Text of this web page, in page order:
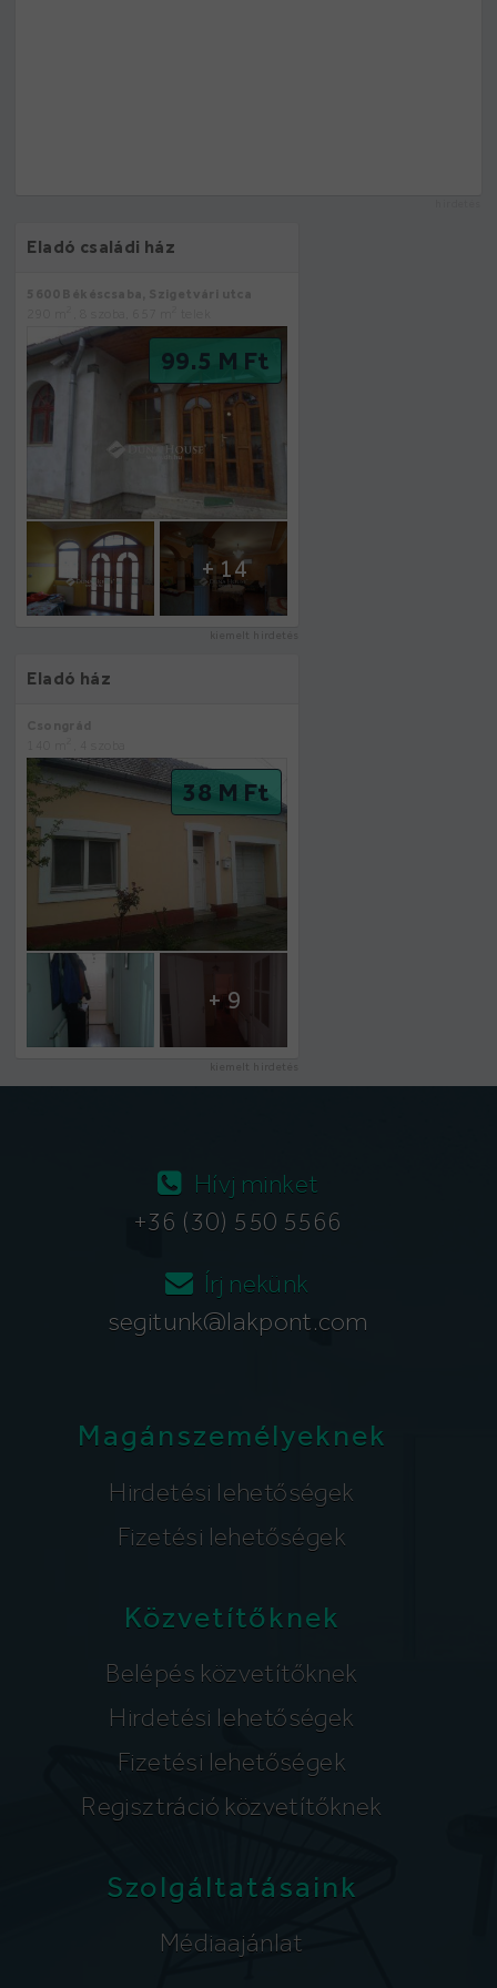
Eladó családi ház
99.5 M Ft
+ 14
kiemelt hirdetés
Eladó ház
38 M Ft
+ 9
kiemelt hirdetés
Hívj minket
+36 (30) 550 5566
Írj nekünk
segitunk@lakpont.com
Magánszemélyeknek
Hirdetési lehetőségek
Fizetési lehetőségek
Közvetítőknek
Belépés közvetítőknek
Hirdetési lehetőségek
Fizetési lehetőségek
Regisztráció közvetítőknek
Szolgáltatásaink
Médiaajánlat